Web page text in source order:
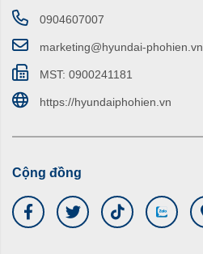
0904607007
marketing@hyundai-phohien.vn
MST: 0900241181
https://hyundaiphohien.vn
Cộng đồng